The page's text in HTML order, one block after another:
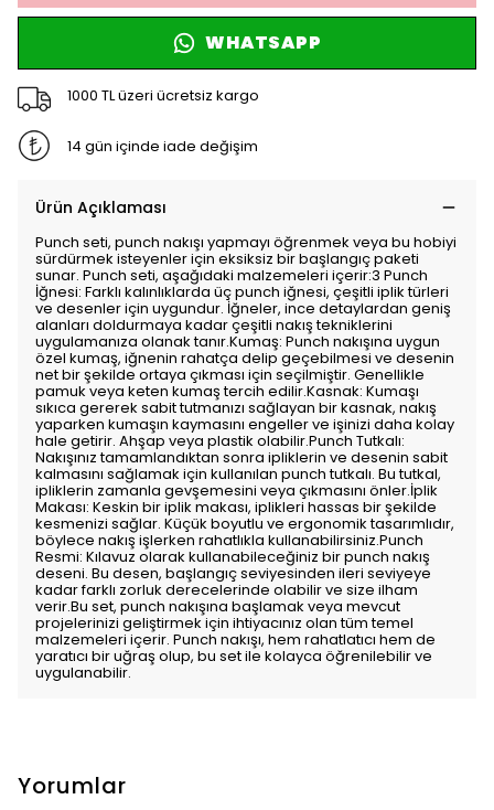
WHATSAPP
1000 TL üzeri ücretsiz kargo
14 gün içinde iade değişim
Ürün Açıklaması
Punch seti, punch nakışı yapmayı öğrenmek veya bu hobiyi
sürdürmek isteyenler için eksiksiz bir başlangıç paketi
sunar. Punch seti, aşağıdaki malzemeleri içerir:3 Punch
İğnesi: Farklı kalınlıklarda üç punch iğnesi, çeşitli iplik türleri
ve desenler için uygundur. İğneler, ince detaylardan geniş
alanları doldurmaya kadar çeşitli nakış tekniklerini
uygulamanıza olanak tanır.Kumaş: Punch nakışına uygun
özel kumaş, iğnenin rahatça delip geçebilmesi ve desenin
net bir şekilde ortaya çıkması için seçilmiştir. Genellikle
pamuk veya keten kumaş tercih edilir.Kasnak: Kumaşı
sıkıca gererek sabit tutmanızı sağlayan bir kasnak, nakış
yaparken kumaşın kaymasını engeller ve işinizi daha kolay
hale getirir. Ahşap veya plastik olabilir.Punch Tutkalı:
Nakışınız tamamlandıktan sonra ipliklerin ve desenin sabit
kalmasını sağlamak için kullanılan punch tutkalı. Bu tutkal,
ipliklerin zamanla gevşemesini veya çıkmasını önler.İplik
Makası: Keskin bir iplik makası, iplikleri hassas bir şekilde
kesmenizi sağlar. Küçük boyutlu ve ergonomik tasarımlıdır,
böylece nakış işlerken rahatlıkla kullanabilirsiniz.Punch
Resmi: Kılavuz olarak kullanabileceğiniz bir punch nakış
deseni. Bu desen, başlangıç seviyesinden ileri seviyeye
kadar farklı zorluk derecelerinde olabilir ve size ilham
verir.Bu set, punch nakışına başlamak veya mevcut
projelerinizi geliştirmek için ihtiyacınız olan tüm temel
malzemeleri içerir. Punch nakışı, hem rahatlatıcı hem de
yaratıcı bir uğraş olup, bu set ile kolayca öğrenilebilir ve
uygulanabilir.
Yorumlar